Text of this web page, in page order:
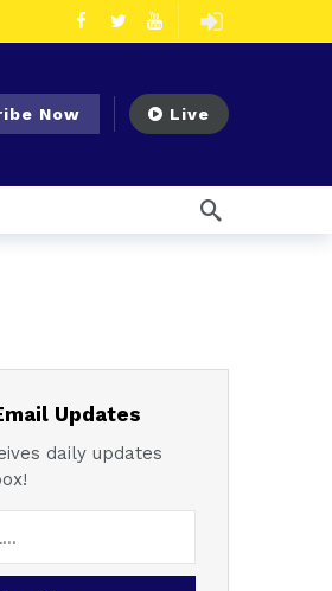
5 días ago
Now Live
Updates
daily updates